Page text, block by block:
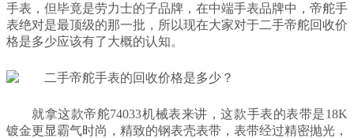
手表，但毕竟是劳力士的子品牌，在中端手表品牌中，帝舵手
表绝对是最顶级的那一批，所以现在大家对于二手帝舵回收价
格是多少应该有了大概的认知。
就拿这款帝舵74033机械表来讲，这款手表的表带是18K
镀金更显霸气时尚，精致的钢表壳表带，表带经过精密抛光，